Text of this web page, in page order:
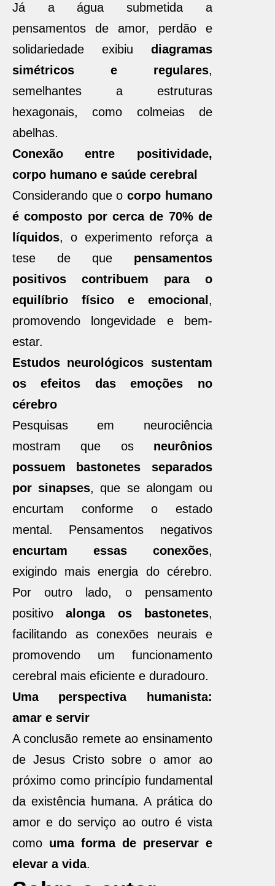
Já a água submetida a
pensamentos de amor, perdão e
solidariedade exibiu diagramas
simétricos e regulares,
semelhantes a estruturas
hexagonais, como colmeias de
abelhas.
Conexão entre positividade,
corpo humano e saúde cerebral
Considerando que ocorpo humano
é composto por cerca de 70% de
líquidos, o experimento reforça a
tese de que pensamentos
positivos contribuem para o
equilíbrio físico e emocional ,
promovendo longevidade e bem-
estar.
Estudos neurológicos sustentam
os efeitos das emoções no
cérebro
Pesquisas em neurociência
mostram que os neurônios
possuem bastonetes separados
por sinapses, que se alongam ou
encurtam conforme o estado
mental. Pensamentos negativos
encurtam essas conexões,
exigindo mais energia do cérebro.
Por outro lado, o pensamento
positivoalonga os bastonetes,
facilitando as conexões neurais e
promovendo um funcionamento
cerebral mais eficiente e duradouro.
Uma perspectiva humanista:
amar e servir
A conclusão remete ao ensinamento
de Jesus Cristo sobre o amor ao
próximo como princípio fundamental
da existência humana. A prática do
amor e do serviço ao outro é vista
como uma forma de preservar e
elevar a vida.